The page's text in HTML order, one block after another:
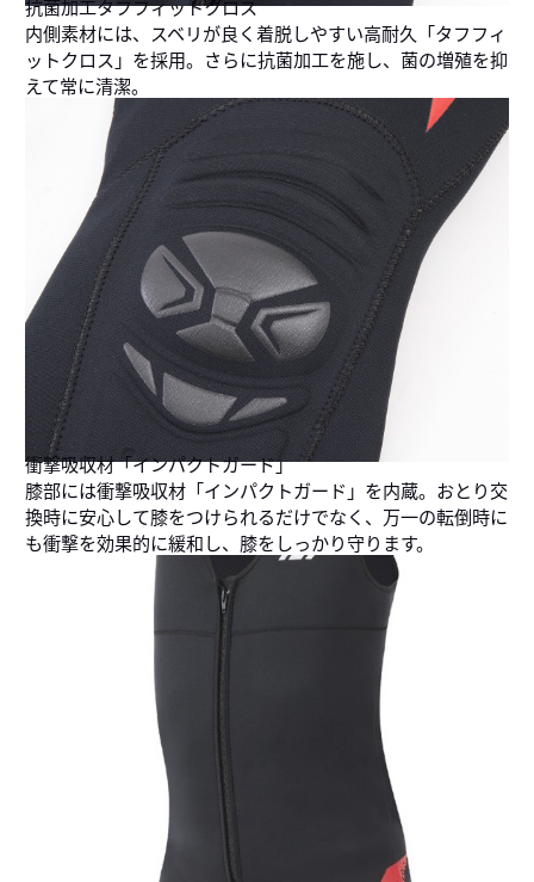
抗菌加工タフフィットクロス
内側素材には、スベリが良く着脱しやすい高耐久「タフフィ
ットクロス」を採用。さらに抗菌加工を施し、菌の増殖を抑
えて常に清潔。
衝撃吸収材「インパクトガード」
膝部には衝撃吸収材「インパクトガード」を内蔵。おとり交
換時に安心して膝をつけられるだけでなく、万一の転倒時に
も衝撃を効果的に緩和し、膝をしっかり守ります。